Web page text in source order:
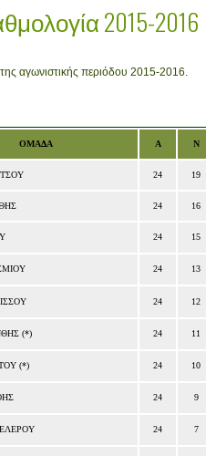
2015-2016
αγωνιστικής περιόδου 2015-2016.
ΟΜΑΔΑ Α Ν
24 19
24 16
24 15
24 13
24 12
(*) 24 11
(*) 24 10
24 9
24 7